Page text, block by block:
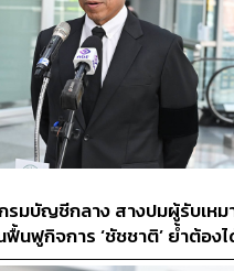
มบัญชีกลาง สางปมผู้รับเหม
นฟูกิจการ ‘ชัชชาติ’ ย้ำต้อง
จกต์ดีเลย์